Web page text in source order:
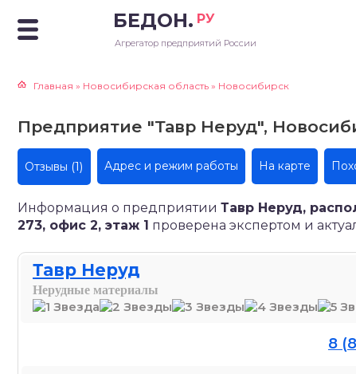
БЕДОН. РУ
Агрегатор предприятий России
Главная » Новосибирская область » Новосибирск
Предприятие "Тавр Неруд",
Отзывы (1) Адрес и режим работы На карте
Информация о предприятии Тавр Неруд,
273, офис 2, этаж 1 проверена экспертом и
Тавр Неруд
Нерудные материалы
8